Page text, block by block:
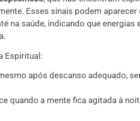
Esses sinais podem aparecer
na saúde, indicando que energias
Espiritual:
após descanso adequado,
quando a mente fica agitada à